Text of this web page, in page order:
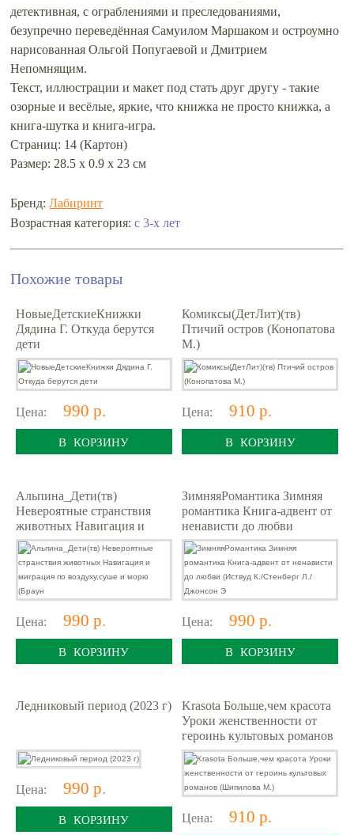
детективная, с ограблениями и преследованиями,
безупречно переведённая Самуилом Маршаком и остроумно
нарисованная Ольгой Попугаевой и Дмитрием
Непомнящим.
Текст, иллюстрации и макет под стать друг другу - такие
озорные и весёлые, яркие, что книжка не просто книжка, а
книга-шутка и книга-игра.
Страниц: 14 (Картон)
Размер: 28.5 х 0.9 х 23 см
Бренд:Лабиринт
Возрастная категория:с 3-х лет
Похожие товары
НовыеДетскиеКнижки
Дядина Г. Откуда берутся
дети
Цена: 990 р.
В КОРЗИНУ
Комиксы(ДетЛит)(тв)
Птичий остров (Конопатова
М.)
Цена: 910 р.
В КОРЗИНУ
Альпина_Дети(тв)
Невероятные странствия
животных Навигация и
миграция по воздуху,суше и
морю (Браун
Цена: 990 р.
В КОРЗИНУ
ЗимняяРомантика Зимняя
романтика Книга-адвент от
ненависти до любви
(Иствуд К./Стенберг Л./
Джонсон Э
Цена: 990 р.
В КОРЗИНУ
Ледниковый период (2023 г)
Цена: 990 р.
В КОРЗИНУ
Krasota Больше,чем красота
Уроки женственности от
героинь культовых романов
(Шипилова М.)
Цена: 910 р.